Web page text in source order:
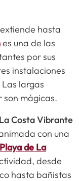
hasta
es una de las
por sus
instalaciones
largas
mágicas.
Costa Vibrante
con una
Playa de La
desde
hasta bañistas